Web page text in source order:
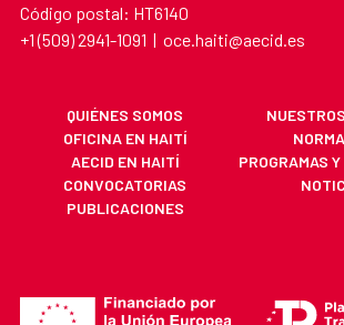
Código postal: HT6140
+1 (509) 2941-1091 | oce.haiti@aecid.es
QUIÉNES SOMOS
OFICINA EN HAITÍ
AECID EN HAITÍ
PROGRAMAS
CONVOCATORIAS
PUBLICACIONES